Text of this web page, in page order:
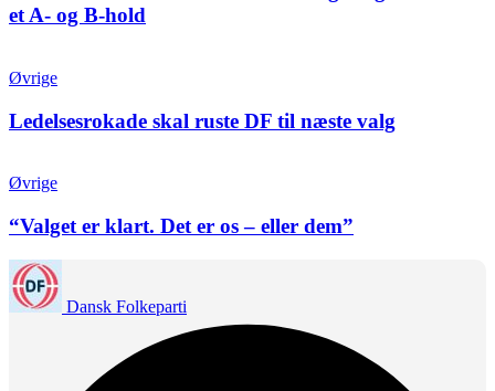
et A- og B-hold
Øvrige
Ledelsesrokade skal ruste DF til næste valg
Øvrige
“Valget er klart. Det er os – eller dem”
Dansk Folkeparti